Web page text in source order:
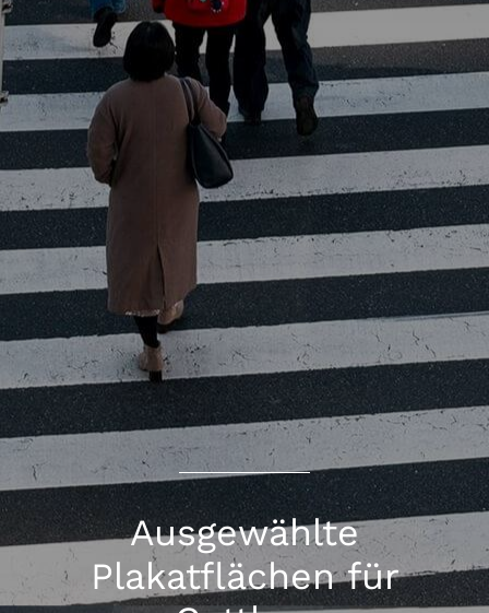
Ausgewählte
Plakatflächen für